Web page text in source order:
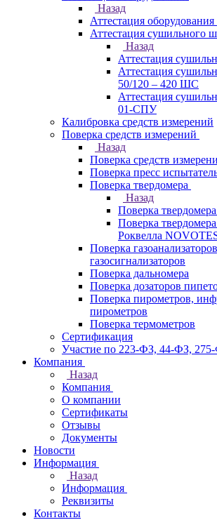
Назад
Аттестация оборудования
Аттестация сушильного
Назад
Аттестация
Аттестация
50/120 – 420 ШС
Аттестация
01-СПУ
Калибровка средств измерений
Поверка средств измерений
Назад
Поверка средств
Поверка пресс
Поверка твердомера
Назад
Поверка твердомера
Поверка
Роквелла
Поверка
газосигнализаторов
Поверка дальномера
Поверка дозаторов
Поверка пирометров,
пирометров
Поверка термометров
Сертификация
Участие по 223-ФЗ, 44-ФЗ,
Компания
Назад
Компания
О компании
Сертификаты
Отзывы
Документы
Новости
Информация
Назад
Информация
Реквизиты
Контакты